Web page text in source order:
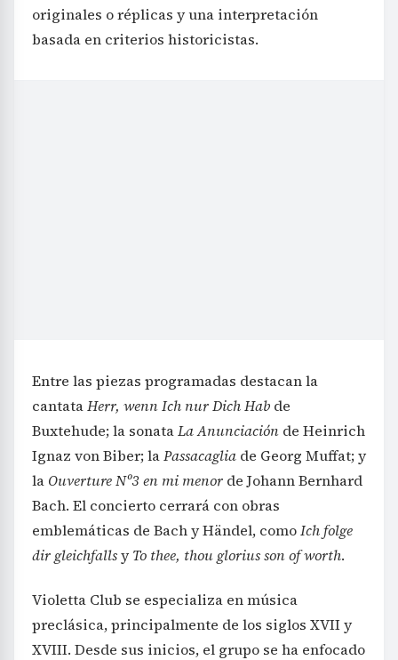
originales o réplicas y una interpretación
basada en criterios historicistas.
Entre las piezas programadas destacan la
cantataHerr, wenn Ich nur Dich Hab de
Buxtehude; la sonataLa Anunciación de Heinrich
Ignaz von Biber; laPassacaglia de Georg Muffat; y
la Ouverture Nº3 en mi menor de Johann Bernhard
Bach. El concierto cerrará con obras
emblemáticas de Bach y Händel, comoIch folge
dir gleichfallsyTo thee, thou glorius son of worth.
Violetta Club se especializa en música
preclásica, principalmente de los siglos XVII y
XVIII. Desde sus inicios, el grupo se ha enfocado